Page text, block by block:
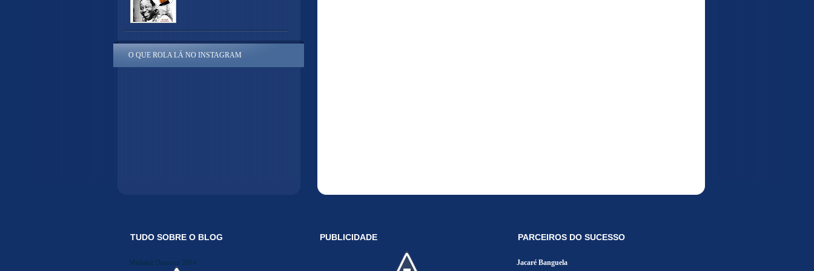
O QUE ROLA LÁ NO INSTAGRAM
TUDO SOBRE O BLOG
Midiakit Danosse 2014
PUBLICIDADE PARCEIROS DO SUCESSO
Jacaré Banguela